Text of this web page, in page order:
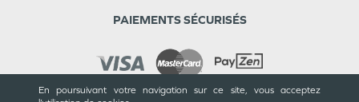
En poursuivant votre navigation sur ce site, vous acceptez
PAIEMENTS SÉCURISÉS